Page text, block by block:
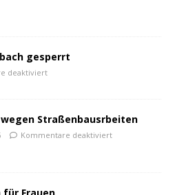
gesperrt
deaktiviert
Straßenbausrbeiten
Kommentare deaktiviert